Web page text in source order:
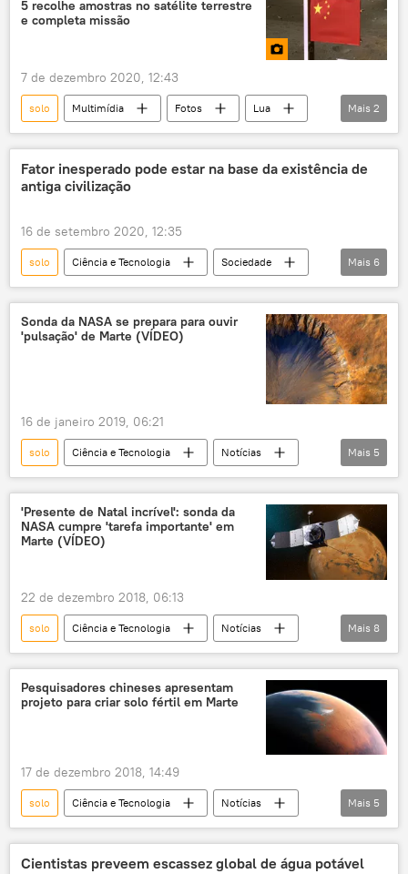
desmatamento
meio ambiente
pecuária
Ministério da Agricultura, Pecuária e Abastecimento (Mapa)
5 recolhe amostras no satélite terrestre
e completa missão
7 de dezembro 2020, 12:43
solo Multimídia Fotos
Lua
sonda espacial
China
Mais 2
Fator inesperado pode estar na base da existência de
antiga civilização
16 de setembro 2020, 12:35
solo Ciência e Tecnologia
Sociedade
Notícias
ciência
história
pesquisa
Oriente Médio
Mais 6
Sonda da NASA se prepara para ouvir
'pulsação' de Marte (VÍDEO)
16 de janeiro 2019, 06:21
solo Ciência e Tecnologia
Notícias
Sociedade
sonda espacial
sismologia
Marte NASA
Mais 5
'Presente de Natal incrível': sonda da
NASA cumpre 'tarefa importante' em
Marte (VÍDEO)
22 de dezembro 2018, 06:13
solo Ciência e Tecnologia
Notícias
Sociedade
planeta
investigação
presente
sonda espacial
tarefas
Marte
NASA
Mais 8
Pesquisadores chineses apresentam
projeto para criar solo fértil em Marte
17 de dezembro 2018, 14:49
solo Ciência e Tecnologia
Notícias
Sociedade
algas
água
Marte
Mais 5
Cientistas preveem escassez global de água potável